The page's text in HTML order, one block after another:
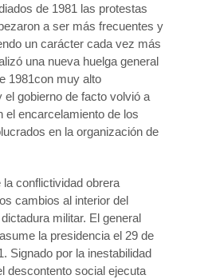
de 1981 las protestas
a ser más frecuentes y
un carácter cada vez más
una nueva huelga general
1981con muy alto
el gobierno de facto volvió a
el encarcelamiento de los
en la organización de
la conflictividad obrera
cambios al interior del
militar. El general
la presidencia el 29 de
Signado por la inestabilidad
descontento social ejecuta